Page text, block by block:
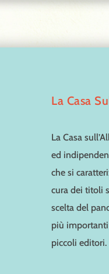
La Casa
La Casa
ed
che si
cura dei titoli
scelta del
più importanti
piccoli editori.